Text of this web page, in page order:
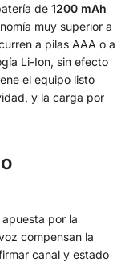
de 1200 mAh
muy superior a
a pilas AAA o a
Li-Ion, sin efecto
el equipo listo
y la carga por
por la
compensan la
canal y estado